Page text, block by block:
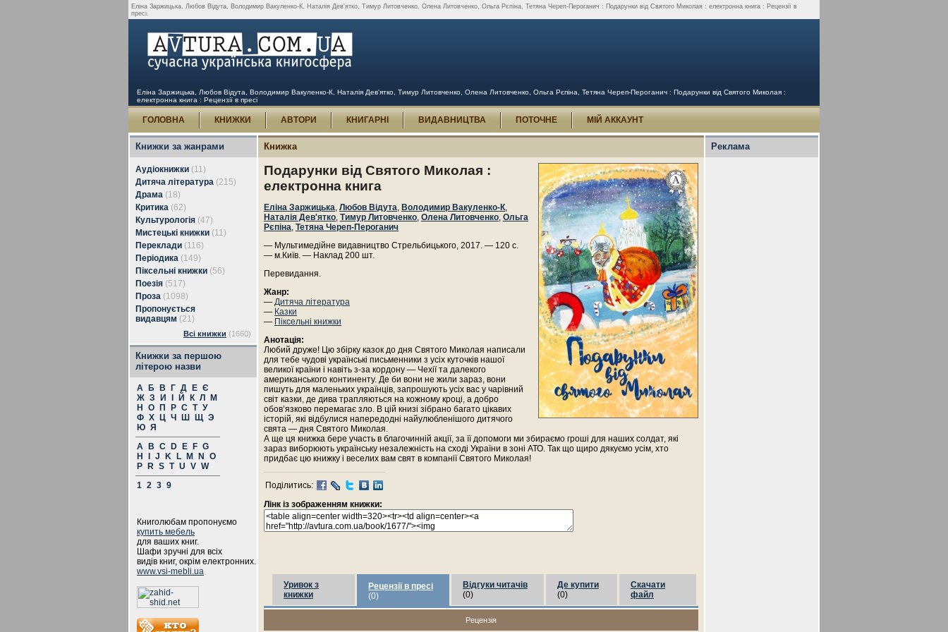
Еліна Заржицька, Любов Відута, Володимир Вакуленко-К, Наталія Дев'ятко, Тимур Литовченко, Олена Литовченко, Ольга Рєпіна, Тетяна Череп-Пероганич : Подарунки від Святого Миколая : електронна книга : Рецензії в
пресі.
Еліна Заржицька, Любов Відута, Володимир Вакуленко-К, Наталія Дев'ятко, Тимур Литовченко, Олена Литовченко, Ольга Рєпіна, Тетяна Череп-Пероганич : Подарунки від Святого Миколая :
електронна книга : Рецензії в пресі
ГОЛОВНА КНИЖКИ АВТОРИ КНИГАРНІ ВИДАВНИЦТВА ПОТОЧНЕ МІЙ АККАУНТ
Книжки за жанрами
Аудіокнижки (11)
Дитяча література (215)
Драма (18)
Критика (62)
Культурологія (47)
Мистецькі книжки (11)
Переклади (116)
Періодика (149)
Піксельні книжки (56)
Поезія (517)
Проза (1098)
Пропонується
видавцям (21)
Всі книжки (1660)
Книжки за першою
літерою назви
А Б В Г Д Е Є
Ж З И Й К Л
М
Н
О П Р С Т У
Ф Х Ц Ч Ш Щ Э
Ю Я
A
B C D E F G
H
J K L M N
O
P
R S T U V W
1 2 3 9
Книголюбам пропонуємо
купить мебель
для ваших книг.
Шафи зручні для всіх
видів книг, окрім електронних.
www.vsi-mebli.ua
Книжка
Подарунки від Святого Миколая :
електронна книга
Еліна Заржицька, Любов Відута, Володимир Вакуленко-К,
Наталія Дев'ятко, Тимур Литовченко, Олена Литовченко, Ольга
Рєпіна, Тетяна Череп-Пероганич
— Мультимедійне видавництво Стрельбицького, 2017. — 120 с.
— м.Київ. — Наклад 200 шт.
Перевидання.
Жанр:
— Дитяча література
— Казки
— Піксельні книжки
Анотація:
Любий друже! Цю збірку казок до дня Святого Миколая написали
для тебе чудові українські письменники з усіх куточків нашої
великої країни і навіть з-за кордону — Чехії та далекого
американського континенту. Де би вони не жили зараз, вони
пишуть для маленьких українців, запрошують усіх вас у чарівний
світ казки, де дива трапляються на кожному кроці, а добро
обов’язково перемагає зло. В цій книзі зібрано багато цікавих
історій, які відбулися напередодні найулюбленішого дитячого
свята — дня Святого Миколая.
А ще ця книжка бере участь в благочинній акції, за її допомоги ми збираємо гроші для наших солдат, які
зараз виборюють українську незалежність на сході України в зоні АТО. Так що щиро дякуємо усім, хто
придбає цю книжку і веселих вам свят в компанії Святого Миколая!
Поділитись:
Лінк із зображенням книжки:
Уривок з
книжки
Рецензії в пресі
(0)
Відгуки читачів
(0)
Де купити
(0)
Скачати
файл
Рецензія
Реклама